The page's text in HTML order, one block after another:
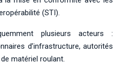
(STI).
plusieurs acteurs :
d’infrastructure, autorités
matériel roulant.